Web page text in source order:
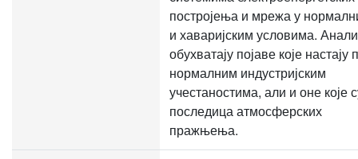
постројења и мрежа у
и хаваријским условима.
обухватају појаве које настају
нормалним индустријским
учестаностима, али и оне које
последица атмосферских
пражњења.